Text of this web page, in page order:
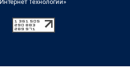
Технологии»